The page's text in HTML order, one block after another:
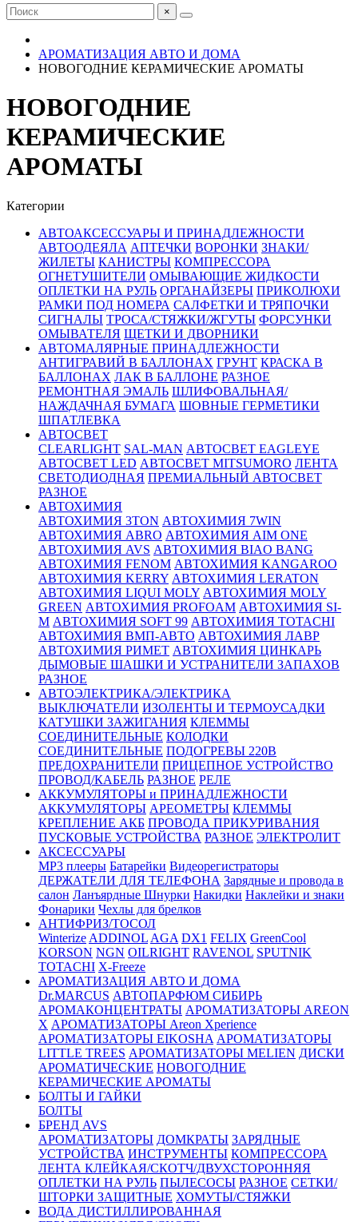
×
АРОМАТИЗАЦИЯ АВТО И ДОМА
НОВОГОДНИЕ КЕРАМИЧЕСКИЕ АРОМАТЫ
НОВОГОДНИЕ
КЕРАМИЧЕСКИЕ
АРОМАТЫ
Категории
АВТОАКСЕССУАРЫ И ПРИНАДЛЕЖНОСТИ
АВТООДЕЯЛА АПТЕЧКИ ВОРОНКИ ЗНАКИ/
ЖИЛЕТЫ КАНИСТРЫ КОМПРЕССОРА
ОГНЕТУШИТЕЛИ ОМЫВАЮЩИЕ ЖИДКОСТИ
ОПЛЕТКИ НА РУЛЬ ОРГАНАЙЗЕРЫ ПРИКОЛЮХИ
РАМКИ ПОД НОМЕРА САЛФЕТКИ И ТРЯПОЧКИ
СИГНАЛЫ ТРОСА/СТЯЖКИ/ЖГУТЫ ФОРСУНКИ
ОМЫВАТЕЛЯ ЩЕТКИ И ДВОРНИКИ
АВТОМАЛЯРНЫЕ ПРИНАДЛЕЖНОСТИ
АНТИГРАВИЙ В БАЛЛОНАХ ГРУНТ КРАСКА В
БАЛЛОНАХ ЛАК В БАЛЛОНЕ РАЗНОЕ
РЕМОНТНАЯ ЭМАЛЬ ШЛИФОВАЛЬНАЯ/
НАЖДАЧНАЯ БУМАГА ШОВНЫЕ ГЕРМЕТИКИ
ШПАТЛЕВКА
АВТОСВЕТ
CLEARLIGHT SAL-MAN АВТОСВЕТ EAGLEYE
АВТОСВЕТ LED АВТОСВЕТ MITSUMORO ЛЕНТА
СВЕТОДИОДНАЯ ПРЕМИАЛЬНЫЙ АВТОСВЕТ
РАЗНОЕ
АВТОХИМИЯ
АВТОХИМИЯ 3TON АВТОХИМИЯ 7WIN
АВТОХИМИЯ ABRO АВТОХИМИЯ AIM ONE
АВТОХИМИЯ AVS АВТОХИМИЯ BIAO BANG
АВТОХИМИЯ FENOM АВТОХИМИЯ KANGAROO
АВТОХИМИЯ KERRY АВТОХИМИЯ LERATON
АВТОХИМИЯ LIQUI MOLY АВТОХИМИЯ MOLY
GREEN АВТОХИМИЯ PROFOAM АВТОХИМИЯ SI-
M АВТОХИМИЯ SOFT 99 АВТОХИМИЯ TOTACHI
АВТОХИМИЯ ВМП-АВТО АВТОХИМИЯ ЛАВР
АВТОХИМИЯ РИМЕТ АВТОХИМИЯ ЦИНКАРЬ
ДЫМОВЫЕ ШАШКИ И УСТРАНИТЕЛИ ЗАПАХОВ
РАЗНОЕ
АВТОЭЛЕКТРИКА/ЭЛЕКТРИКА
ВЫКЛЮЧАТЕЛИ ИЗОЛЕНТЫ И ТЕРМОУСАДКИ
КАТУШКИ ЗАЖИГАНИЯ КЛЕММЫ
СОЕДИНИТЕЛЬНЫЕ КОЛОДКИ
СОЕДИНИТЕЛЬНЫЕ ПОДОГРЕВЫ 220В
ПРЕДОХРАНИТЕЛИ ПРИЦЕПНОЕ УСТРОЙСТВО
ПРОВОД/КАБЕЛЬ РАЗНОЕ РЕЛЕ
АККУМУЛЯТОРЫ и ПРИНАДЛЕЖНОСТИ
АККУМУЛЯТОРЫ АРЕОМЕТРЫ КЛЕММЫ
КРЕПЛЕНИЕ АКБ ПРОВОДА ПРИКУРИВАНИЯ
ПУСКОВЫЕ УСТРОЙСТВА РАЗНОЕ ЭЛЕКТРОЛИТ
АКСЕССУАРЫ
MP3 плееры Батарейки Видеорегистраторы
ДЕРЖАТЕЛИ ДЛЯ ТЕЛЕФОНА Зарядные и провода в
салон Ланъярдные Шнурки Накидки Наклейки и знаки
Фонарики Чехлы для брелков
АНТИФРИЗ/ТОСОЛ
Winterize ADDINOL AGA DX1 FELIX GreenCool
KORSON NGN OILRIGHT RAVENOL SPUTNIK
TOTACHI X-Freeze
АРОМАТИЗАЦИЯ АВТО И ДОМА
Dr.MARCUS АВТОПАРФЮМ СИБИРЬ
АРОМАКОНЦЕНТРАТЫ АРОМАТИЗАТОРЫ AREON
X АРОМАТИЗАТОРЫ Areon Xperience
АРОМАТИЗАТОРЫ EIKOSHA АРОМАТИЗАТОРЫ
LITTLE TREES АРОМАТИЗАТОРЫ MELIEN ДИСКИ
АРОМАТИЧЕСКИЕ НОВОГОДНИЕ
КЕРАМИЧЕСКИЕ АРОМАТЫ
БОЛТЫ И ГАЙКИ
БОЛТЫ
БРЕНД AVS
АРОМАТИЗАТОРЫ ДОМКРАТЫ ЗАРЯДНЫЕ
УСТРОЙСТВА ИНСТРУМЕНТЫ КОМПРЕССОРА
ЛЕНТА КЛЕЙКАЯ/СКОТЧ/ДВУХСТОРОННЯЯ
ОПЛЕТКИ НА РУЛЬ ПЫЛЕСОСЫ РАЗНОЕ СЕТКИ/
ШТОРКИ ЗАЩИТНЫЕ ХОМУТЫ/СТЯЖКИ
ВОДА ДИСТИЛЛИРОВАННАЯ